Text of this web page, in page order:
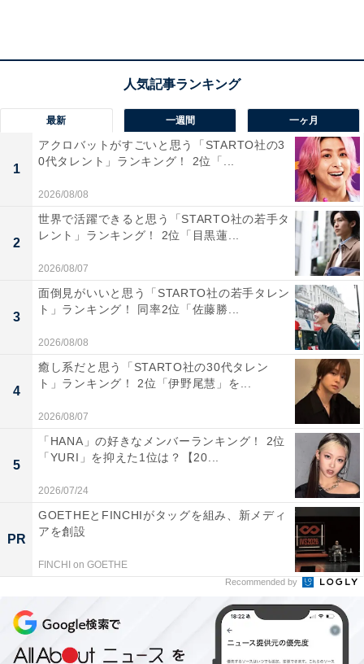
学法学部卒、さらに幼少期からバレエを習っているな
回答では「バランスの良いアナウンサーだと思います」
（兵庫県、60代男性）、「キャピキャピした女子アナの
イメージと違ってサバサバしているところが好きだから
です」（兵庫県、30代女性）、「バラエティ向けのキャ
ピキャピしたアナウンサーが多い中、徳島アナのような
落ち着いたアナウンサーがニュース番組にでているとと
ても安心するから」（東京都、20代女性）などの声が聞
かれました。
2位：岩田絵里奈
最新 一週間 一ヶ月
1
アクロバットがすごいと思う「STARTO社の3
0代タレント」ランキング！ 2位「...
2026/08/08
2
世界で活躍できると思う「STARTO社の若手タ
レント」ランキング！ 2位「目黒蓮...
2026/08/07
3
面倒見がいいと思う「STARTO社の若手タレン
ト」ランキング！ 同率2位「佐藤勝...
2026/08/08
4
癒し系だと思う「STARTO社の30代タレン
ト」ランキング！ 2位「伊野尾慧」を...
2026/08/07
5
「HANA」の好きなメンバーランキング！ 2位
「YURI」を抑えた1位は？【20...
2026/07/24
PR
GOETHEとFINCHIがタッグを組み、新メディ
アを創設
FINCHI on GOETHE
Recommended by